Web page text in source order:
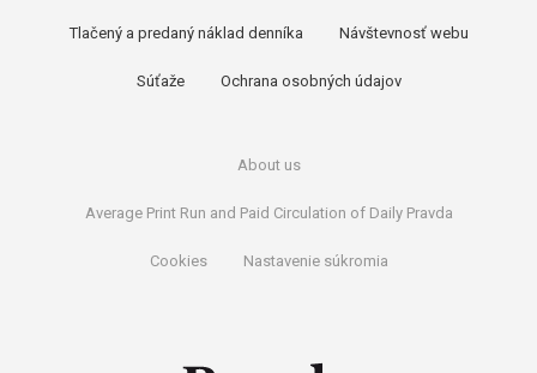
Tlačený a predaný náklad denníka Návštevnosť webu
Súťaže Ochrana osobných údajov
About us
Average Print Run and Paid Circulation of Daily Pravda
Cookies Nastavenie súkromia